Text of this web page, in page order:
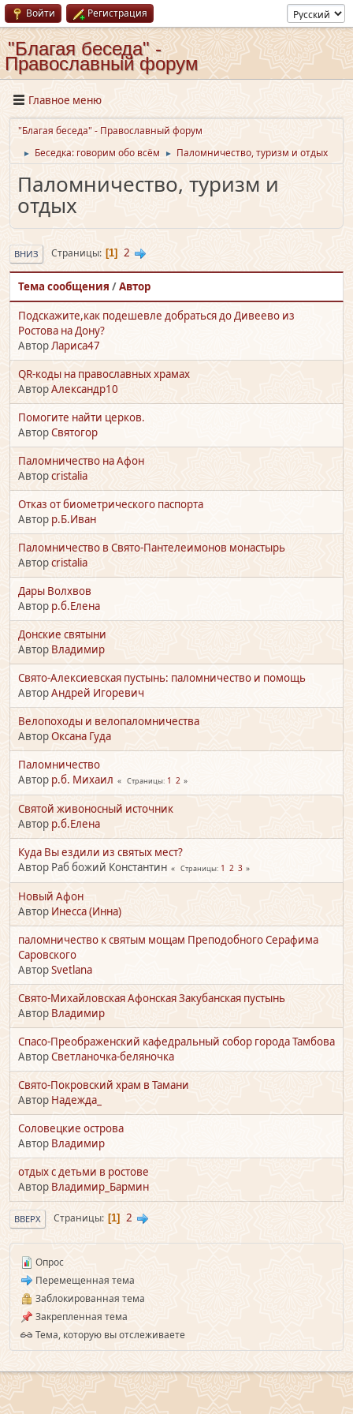
Войти Регистрация
"Благая беседа" -
Православный форум
Главное меню
"Благая беседа" - Православный форум
► Беседка: говорим обо всём ► Паломничество, туризм и отдых
Паломничество, туризм и
отдых
ВНИЗ Страницы 1 2
Тема сообщения /Автор
Подскажите,как подешевле добраться до Дивеево из
Ростова на Дону?
АвторЛариса47
QR-коды на православных храмах
АвторАлександр10
Помогите найти церков.
АвторСвятогор
Паломничество на Афон
Авторcristalia
Отказ от биометрического паспорта
Автор р.Б.Иван
Паломничество в Свято-Пантелеимонов монастырь
Авторcristalia
Дары Волхвов
Автор р.б.Елена
Донские святыни
Автор Владимир
Свято-Алексиевская пустынь: паломничество и помощь
АвторАндрей Игоревич
Велопоходы и велопаломничества
АвторОксана Гуда
Паломничество
Автор р.б. Михаил Страницы 1 2
Святой живоносный источник
Автор р.б.Елена
Куда Вы ездили из святых мест?
Автор Раб божий Константин
Страницы 1 2 3
Новый Афон
Автор Инесса (Инна)
паломничество к святым мощам Преподобного Серафима
Саровского
АвторSvetlana
Свято-Михайловская Афонская Закубанская пустынь
Автор Владимир
Спасо-Преображенский кафедральный собор города Тамбова
АвторСветланочка-беляночка
Свято-Покровский храм в Тамани
Автор Надежда_
Соловецкие острова
Автор Владимир
отдых с детьми в ростове
Автор Владимир_Бармин
ВВЕРХ Страницы 1 2
Опрос
Перемещенная тема
Заблокированная тема
Закрепленная тема
Тема, которую вы отслеживаете